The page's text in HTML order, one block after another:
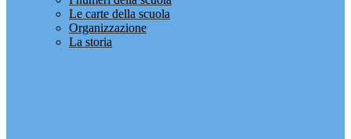
Le carte della scuola
Organizzazione
La storia